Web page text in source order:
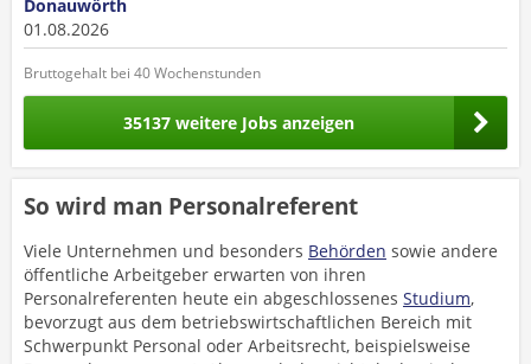
Donauwörth
01.08.2026
Bruttogehalt bei 40 Wochenstunden
35137 weitere Jobs anzeigen
So wird man Personalreferent
Viele Unternehmen und besonders Behörden sowie andere
öffentliche Arbeitgeber erwarten von ihren
Personalreferenten heute ein abgeschlossenes Studium,
bevorzugt aus dem betriebswirtschaftlichen Bereich mit
Schwerpunkt Personal oder Arbeitsrecht, beispielsweise